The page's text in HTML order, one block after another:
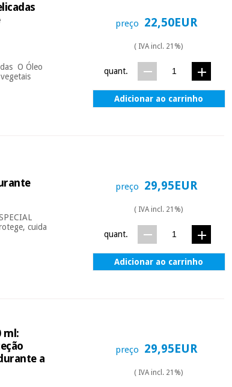
O Óleo
preço 22,50EUR
( IVA incl. 21%)
quant.
Adicionar ao carrinho
cuida
preço 29,95EUR
( IVA incl. 21%)
quant.
Adicionar ao carrinho
ml:
a
preço 29,95EUR
( IVA incl. 21%)